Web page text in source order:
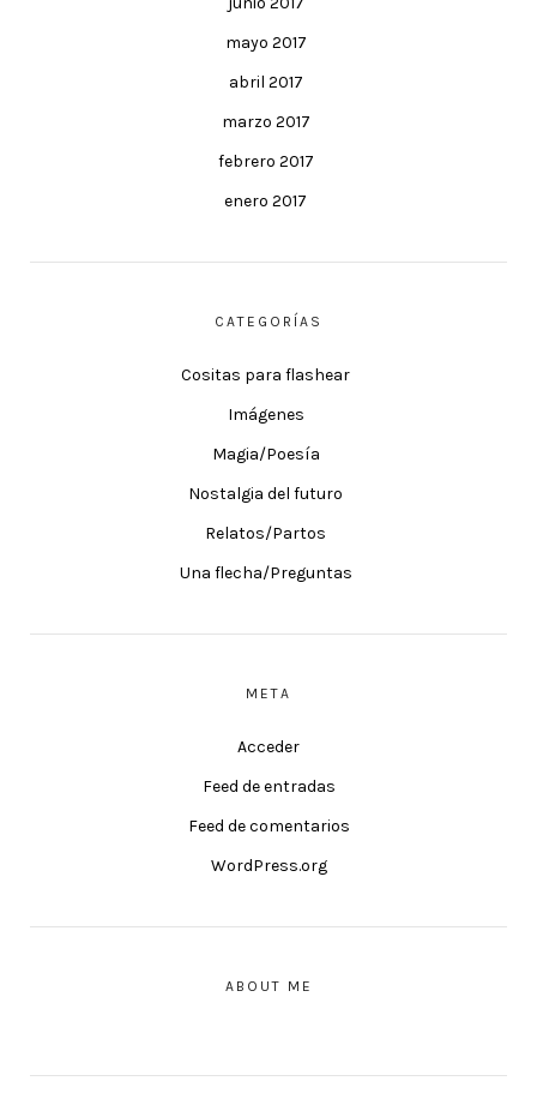
mayo 2017
abril 2017
marzo 2017
febrero 2017
enero 2017
CATEGORÍAS
Cositas para flashear
Imágenes
Magia/Poesía
Nostalgia del futuro
Relatos/Partos
Una flecha/Preguntas
META
Acceder
Feed de entradas
Feed de comentarios
WordPress.org
ABOUT ME